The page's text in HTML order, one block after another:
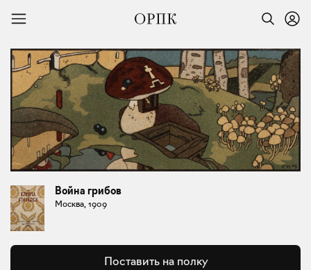
Война грибов
Москва, 1909
Поставить на полку